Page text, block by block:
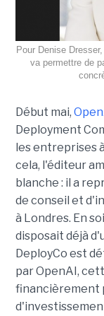
Pour Denise
va permettre de
Début mai,
Deployment
les entreprises
cela, l'éditeur
blanche : il a
de conseil et
à Londres. En
disposait déjà
DeployCo est
par OpenAI,
financièrement